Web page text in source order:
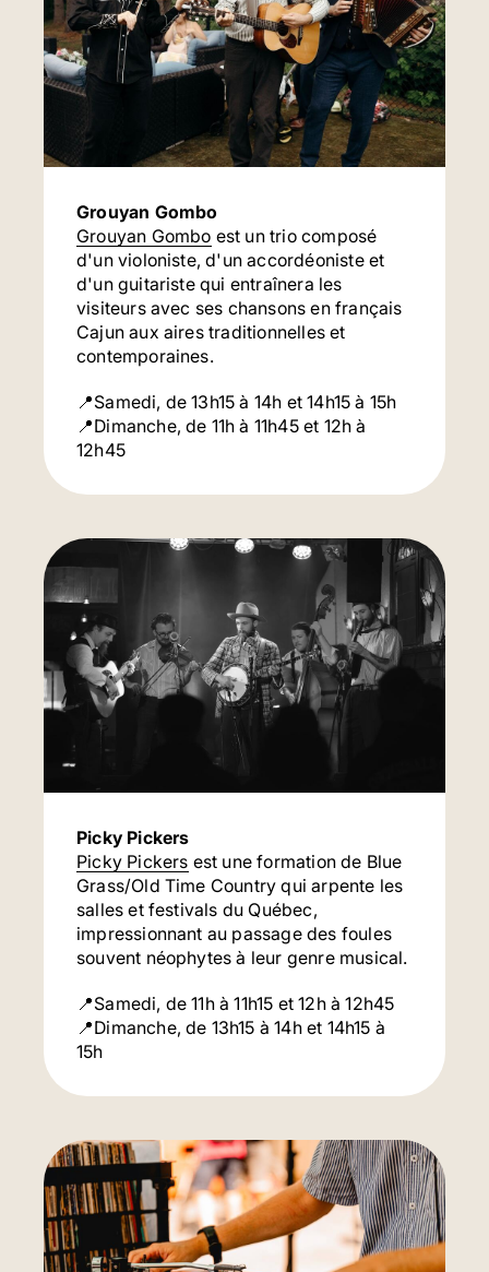
Grouyan Gombo
Grouyan Gombo est un trio composé
d'un violoniste, d'un accordéoniste et
d'un guitariste qui entraînera les
visiteurs avec ses chansons en français
Cajun aux aires traditionnelles et
contemporaines.
📍Samedi, de 13h15 à 14h et 14h15 à 15h
📍Dimanche, de 11h à 11h45 et 12h à
12h45
Picky Pickers
Picky Pickers est une formation de Blue
Grass/Old Time Country qui arpente les
salles et festivals du Québec,
impressionnant au passage des foules
souvent néophytes à leur genre musical.
📍Samedi, de 11h à 11h15 et 12h à 12h45
📍Dimanche, de 13h15 à 14h et 14h15 à
15h